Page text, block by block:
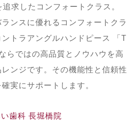
求したコンフォートクラス。
ンスに優れるコンフォートクラ
トラアングルハンドピース 「T
らではの高品質とノウハウを高
ンジです。その機能性と信頼性
実にサポートします。
歯科 長堀橋院